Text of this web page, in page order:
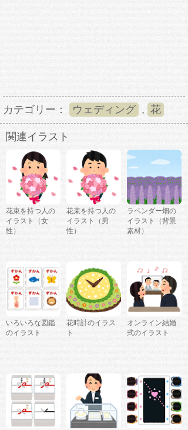
カテゴリー： ウェディング , 花
関連イラスト
花束を持つ人の
イラスト（女
性）
花束を持つ人の
イラスト（男
性）
ラベンダー畑の
イラスト（背景
素材）
いろいろな図鑑
のイラスト
花時計のイラス
ト
オンライン結婚
式のイラスト